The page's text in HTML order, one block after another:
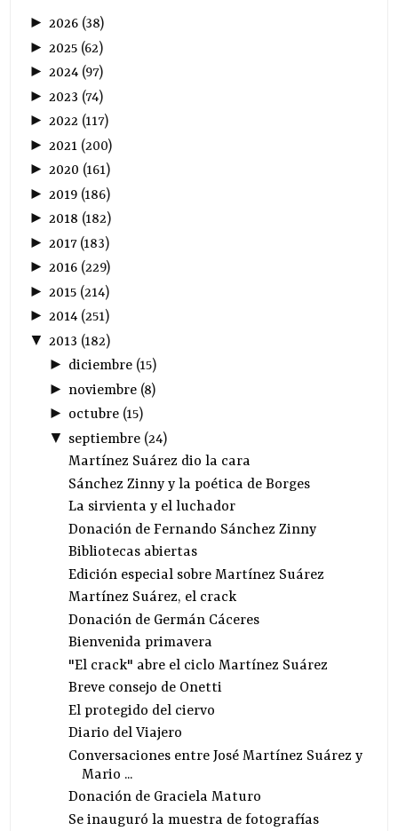
►2026 (38)
► 2025 (62)
►2024 (97)
► 2023 (74)
►2022 (117)
► 2021 (200)
►2020 (161)
► 2019 (186)
►2018 (182)
► 2017(183)
►2016 (229)
► 2015 (214)
►2014 (251)
▼ 2013 (182)
► diciembre(15)
► noviembre(8)
► octubre(15)
▼ septiembre(24)
Martínez Suárez dio la cara
Sánchez Zinny y la poética de Borges
La sirvienta y el luchador
Donación de Fernando Sánchez Zinny
Bibliotecas abiertas
Edición especial sobre Martínez Suárez
Martínez Suárez, el crack
Donación de Germán Cáceres
Bienvenida primavera
"El crack" abre el ciclo Martínez Suárez
Breve consejo de Onetti
El protegido del ciervo
Diario del Viajero
Conversaciones entre José Martínez Suárez y
Mario ...
Donación de Graciela Maturo
Se inauguró la muestra de fotografías